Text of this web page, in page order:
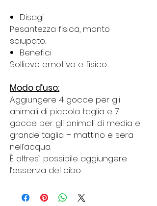
Disagi
Pesantezza fisica, manto
sciupato.
Benefici
Sollievo emotivo e fisico.
Modo d’uso:
Aggiungere 4 gocce per gli
animali di piccola taglia e 7
gocce per gli animali di media e
grande taglia – mattino e sera
nell’acqua.
È altresì possibile aggiungere
l’essenza del cibo.